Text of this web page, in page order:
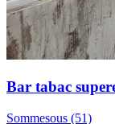
Bar tabac
Sommesous (51)